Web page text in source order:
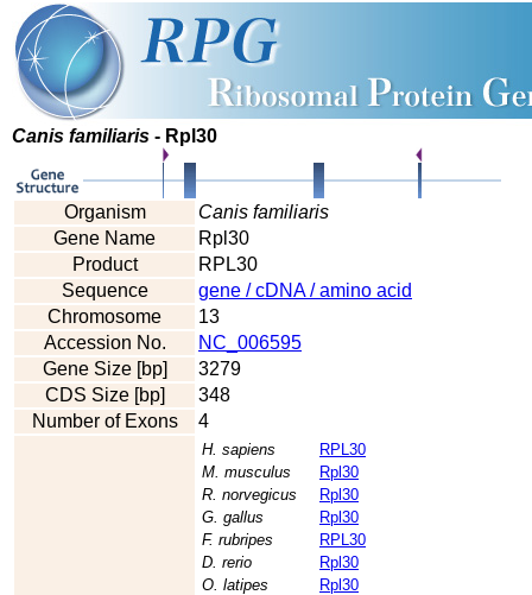
Canis familiaris - Rpl30
Organism
Canis familiaris
Gene Name
Rpl30
Product
RPL30
Sequence
gene / cDNA / amino acid
Chromosome
13
Accession No.
NC_006595
Gene Size [bp]
3279
CDS Size [bp]
348
Number of Exons
4
H. sapiens
RPL30
M. musculus
Rpl30
R. norvegicus
Rpl30
G. gallus
Rpl30
F. rubripes
RPL30
D. rerio
Rpl30
O. latipes
Rpl30